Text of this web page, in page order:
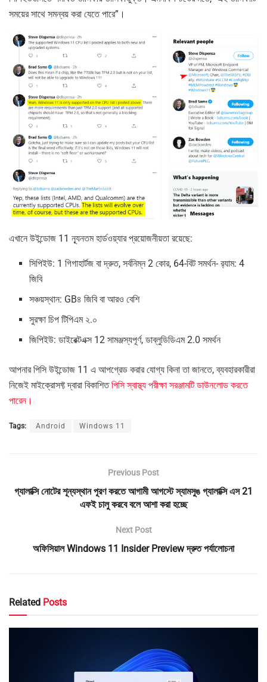
সময়ের সাথে সমন্বয় করা যেতে পারে”।
এখানে উইন্ডোজ 11 ন্যূনতম হার্ডওয়্যার প্রয়োজনীয়তা রয়েছে:
সিপিইউ: 1 গিগাহার্টজ বা দ্রুত, সর্বনিম্ন 2 কোর, 64-বিট সমর্থন- র‌্যাম: 4
জিবি
সঞ্চয়স্থান: GB৪ জিবি বা আরও বেশি
সুরক্ষা চিপ টিপিএম ২.০
জিপিইউ: ডাইরেক্টএক্স 12 সামঞ্জস্যপূর্ণ, ডাব্লুডিডিএম 2.0 সমর্থন
আপনার পিসি উইন্ডোজ 11 এ আপগ্রেড করার যোগ্য কিনা তা জানতে, ব্যবহারকারীরা
নিজেই মাইক্রোসফ্ট দ্বারা বিকাশিতপিসি স্বাস্থ্য পরীক্ষা সরঞ্জামটি ডাউনলোড করতে
পারেন।
Tags: Android Windows 11
Previous Post
গ্যালাক্সি নোটের শূন্যস্থান পূরণ করতে আগামী আগস্টে স্যামসুঙ গ্যালাক্সি এস 21
এফই চালু করবে বলে আশা করা হচ্ছে
Next Post
অফিসিয়াল Windows 11 Insider Preview দ্রুত পর্যালোচনা
Related Posts